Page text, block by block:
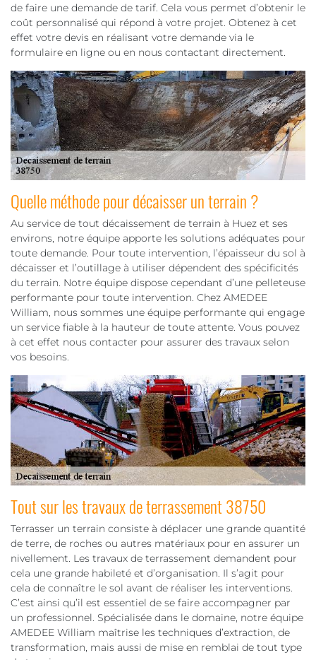
de faire une demande de tarif. Cela vous permet d’obtenir le
coût personnalisé qui répond à votre projet. Obtenez à cet
effet votre devis en réalisant votre demande via le
formulaire en ligne ou en nous contactant directement.
Quelle méthode pour décaisser un terrain ?
Au service de tout décaissement de terrain à Huez et ses
environs, notre équipe apporte les solutions adéquates pour
toute demande. Pour toute intervention, l’épaisseur du sol à
décaisser et l’outillage à utiliser dépendent des spécificités
du terrain. Notre équipe dispose cependant d’une pelleteuse
performante pour toute intervention. Chez AMEDEE
William, nous sommes une équipe performante qui engage
un service fiable à la hauteur de toute attente. Vous pouvez
à cet effet nous contacter pour assurer des travaux selon
vos besoins.
Tout sur les travaux de terrassement 38750
Terrasser un terrain consiste à déplacer une grande quantité
de terre, de roches ou autres matériaux pour en assurer un
nivellement. Les travaux de terrassement demandent pour
cela une grande habileté et d’organisation. Il s’agit pour
cela de connaître le sol avant de réaliser les interventions.
C’est ainsi qu’il est essentiel de se faire accompagner par
un professionnel. Spécialisée dans le domaine, notre équipe
AMEDEE William maîtrise les techniques d’extraction, de
transformation, mais aussi de mise en remblai de tout type